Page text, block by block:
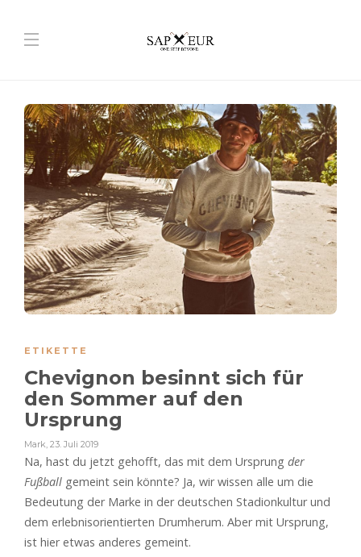
ETIKETTE
Chevignon besinnt sich für
den Sommer auf den
Ursprung
Mark 23. Juli 2019
Na, hast du jetzt gehofft, das mit dem Ursprung der
Fußball gemeint sein könnte? Ja, wir wissen alle um die
Bedeutung der Marke in der deutschen Stadionkultur und
dem erlebnisorientierten Drumherum. Aber mit Ursprung,
ist hier etwas anderes gemeint.